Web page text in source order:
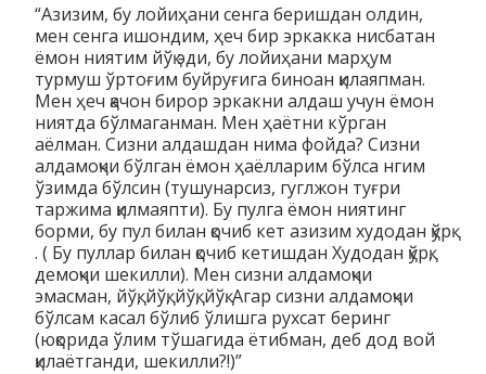
“Азизим, бу лойиҳани сенга беришдан олдин,
мен сенга ишондим, ҳеч бир эркакка нисбатан
ёмон ниятим йўқ эди, бу лойиҳани марҳум
турмуш ўртоғим буйруғига биноан қилаяпман.
Мен ҳеч қачон бирор эркакни алдаш учун ёмон
ниятда бўлмаганман. Мен ҳаётни кўрган
аёлман. Сизни алдашдан нима фойда? Сизни
алдамоқчи бўлган ёмон ҳаёлларим бўлса нгим
ўзимда бўлсин (тушунарсиз, гуглжон туғри
таржима қилмаяпти). Бу пулга ёмон ниятинг
борми, бу пул билан қочиб кет азизим худодан қўрқ
. ( Бу пуллар билан қочиб кетишдан Худодан қўрқ,
демоқчи шекилли). Мен сизни алдамоқчи
эмасман, йўқ, йўқ, йўқ, йўқ. Агар сизни алдамоқчи
бўлсам касал бўлиб ўлишга рухсат беринг
(юқорида ўлим тўшагида ётибман, деб дод вой
қилаётганди, шекилли?!)”